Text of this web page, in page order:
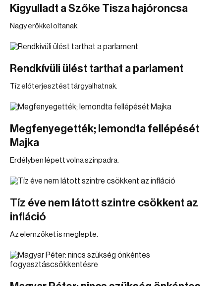
Kigyulladt a Szőke Tisza hajóroncsa
Nagy erőkkel oltanak.
Rendkívüli ülést tarthat a parlament
Tíz előterjesztést tárgyalhatnak.
Megfenyegették; lemondta fellépését
Majka
Erdélyben lépett volna színpadra.
Tíz éve nem látott szintre csökkent az
infláció
Az elemzőket is meglepte.